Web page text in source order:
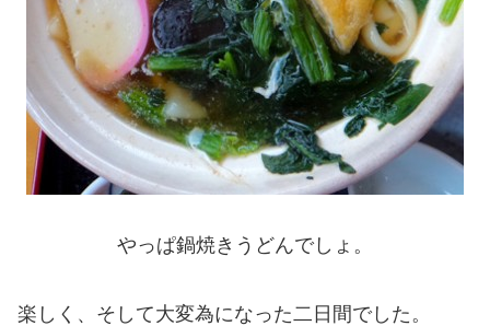
やっぱ鍋焼きうどんでしょ。
楽しく、そして大変為になった二日間でした。